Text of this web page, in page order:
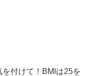
を付けて！BMIは25を